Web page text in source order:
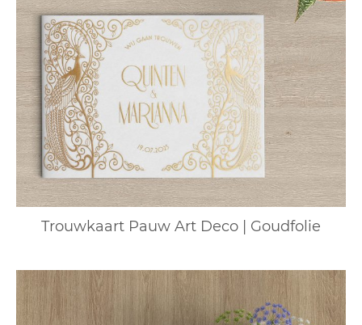
Trouwkaart Pauw Art Deco | Goudfolie